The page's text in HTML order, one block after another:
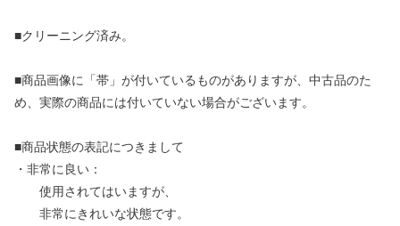
■クリーニング済み。
■商品画像に「帯」が付いているものがありますが、中古品のた
め、実際の商品には付いていない場合がございます。
■商品状態の表記につきまして
・非常に良い：
使用されてはいますが、
非常にきれいな状態です。